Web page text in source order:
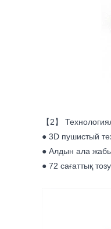
【2】
● 3D пушистый
● Алдын ала
● 72 сағаттық